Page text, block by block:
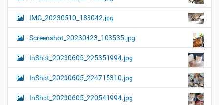
IMG_20230510_183042.jpg
Screenshot_20230423_103535.jpg
InShot_20230605_225351994.jpg
InShot_20230605_224715310.jpg
InShot_20230605_220541994.jpg